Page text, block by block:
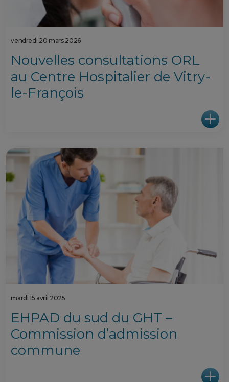
vendredi 20 mars 2026
Nouvelles consultations ORL
au Centre Hospitalier de Vitry-
le-François
mardi 15 avril 2025
EHPAD du sud du GHT –
Commission d’admission
commune